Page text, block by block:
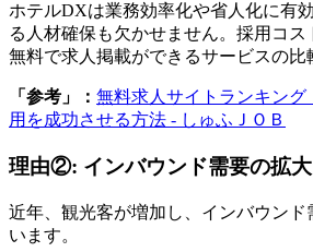
ホテルDXは業務効率化や省人化に有
る人材確保も欠かせません。採用コス
無料で求人掲載ができるサービスの比
「参考」： 無料求人サイトランキング
用を成功させる方法 - しゅふＪＯＢ
理由②: インバウンド需要の拡大
近年、観光客が増加し、インバウンド
います。